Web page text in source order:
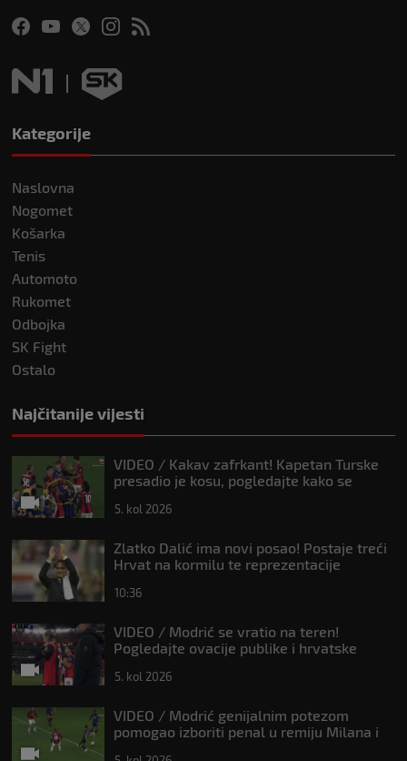
Kategorije
Naslovna
Nogomet
Košarka
Tenis
Automoto
Rukomet
Odbojka
SK Fight
Ostalo
Najčitanije vijesti
VIDEO / Kakav zafrkant! Kapetan Turske
presadio je kosu, pogledajte kako se
5. kol 2026
Zlatko Dalić ima novi posao! Postaje treći
Hrvat na kormilu te reprezentacije
10:36
VIDEO / Modrić se vratio na teren!
Pogledajte ovacije publike i hrvatske
5. kol 2026
VIDEO / Modrić genijalnim potezom
pomogao izboriti penal u remiju Milana i